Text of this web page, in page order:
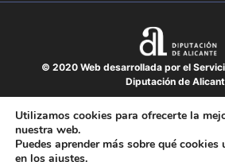
© 2020 Web desarrollada por el
Diputación de
Aviso legal
Política de
Utilizamos cookies para ofrecerte la
nuestra web.
Puedes aprender más sobre qué
en los ajustes.